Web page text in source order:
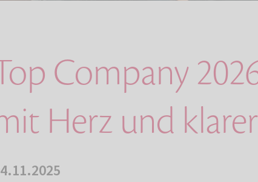
Company
Herz und